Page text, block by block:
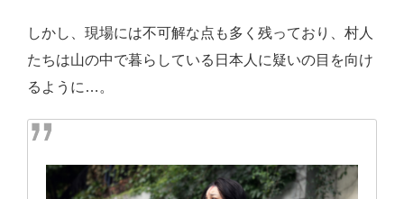
しかし、現場には不可解な点も多く残っており、村人
たちは山の中で暮らしている日本人に疑いの目を向け
るように…。